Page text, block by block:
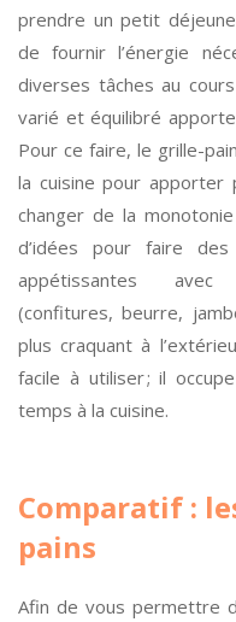
prendre un petit
de fournir l’énergie
diverses tâches au
varié et équilibré
Pour ce faire, le grille-
la cuisine pour
changer de la
d’idées pour faire
appétissantes avec
(confitures, beurre,
plus craquant à
facile à utiliser ; il
temps à la cuisine.
Comparatif :
pains
Afin de vous permettre